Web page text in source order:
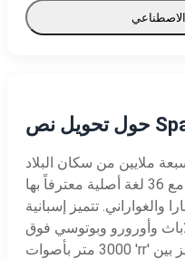
سبعة ملايين من سكان البلاد
البالغ عددهم 12 مليوناً، وتتعايش مع 36 لغة أصلية معترفاً بها
والغواراني. تتميز إسبانية
وأورورو وبوتوسي فوق
3000 متر بأصوات 'rr' المصفّرة والحفاظ على التمييز بين 'll'